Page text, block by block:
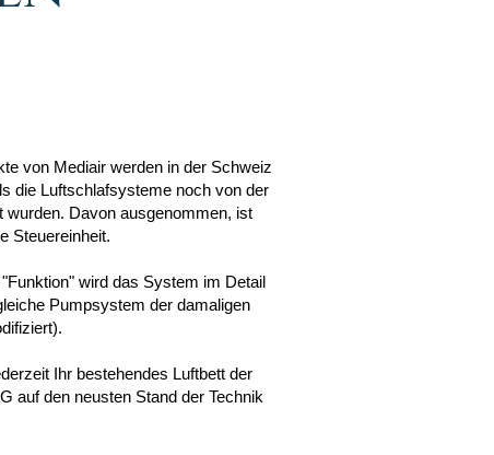
von Mediair werden in der Schweiz
die Luftschlafsysteme noch von der
wurden. Davon ausgenommen, ist
Steuereinheit.
wird das System im Detail
Pumpsystem der damaligen
Ihr bestehendes Luftbett der
auf den neusten Stand der Technik